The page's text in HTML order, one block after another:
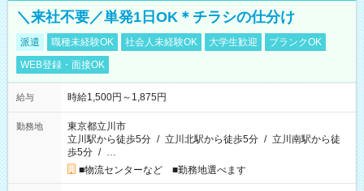
＼来社不要／単発1日OK＊チラシの仕分け
派遣 職種未経験OK 社会人未経験OK 大学生歓迎
ブランクOK
WEB登録・面接OK
給与 時給1,500円～1,875円
勤務地
東京都立川市
立川駅から徒歩5分 / 立川北駅から徒歩5分 / 立川南駅から徒
歩5分 / …
■物流センターなど ■勤務地選べます